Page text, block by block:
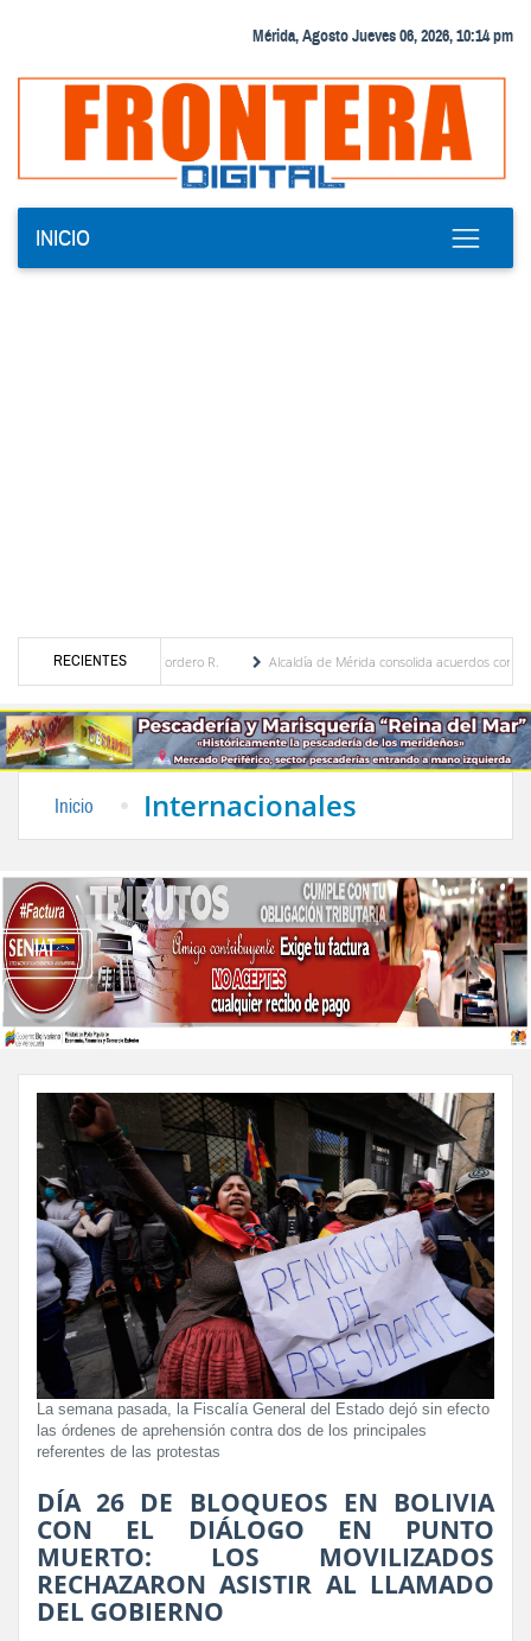
Mérida, Agosto Jueves 06, 2026, 10:14 pm
INICIO
RECIENTES
Febres Cordero R.
Alcaldía de Mérida consolida acuerdos con adjudicatarios del
Inicio Internacionales
La semana pasada, la Fiscalía General del Estado dejó sin efecto
las órdenes de aprehensión contra dos de los principales
referentes de las protestas
DÍA 26 DE BLOQUEOS EN BOLIVIA
CON EL DIÁLOGO EN PUNTO
MUERTO: LOS MOVILIZADOS
RECHAZARON ASISTIR AL LLAMADO
DEL GOBIERNO